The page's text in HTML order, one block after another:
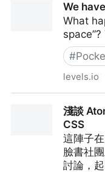
We
What
#
levels.io
淺談
CSS
這陣子
臉書社
討論，